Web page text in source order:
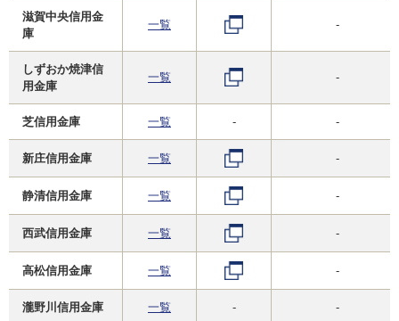
滋賀中央信用金
庫
一覧 -
しずおか焼津信
用金庫
一覧 -
芝信用金庫 一覧 - -
新庄信用金庫 一覧 -
静清信用金庫 一覧 -
西武信用金庫 一覧 -
高松信用金庫 一覧 -
瀧野川信用金庫 一覧 - -